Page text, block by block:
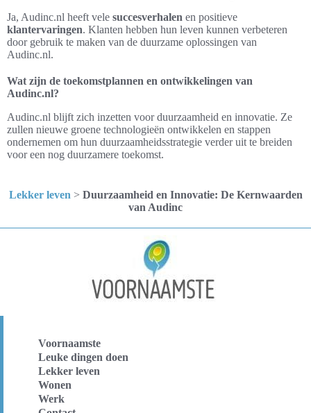
Ja, Audinc.nl heeft vele succesverhalen en positieve
klantervaringen. Klanten hebben hun leven kunnen verbeteren
door gebruik te maken van de duurzame oplossingen van
Audinc.nl.
Wat zijn de toekomstplannen en ontwikkelingen van
Audinc.nl?
Audinc.nl blijft zich inzetten voor duurzaamheid en innovatie. Ze
zullen nieuwe groene technologieën ontwikkelen en stappen
ondernemen om hun duurzaamheidsstrategie verder uit te breiden
voor een nog duurzamere toekomst.
Lekker leven > Duurzaamheid en Innovatie: De Kernwaarden
van Audinc
Voornaamste
Leuke dingen doen
Lekker leven
Wonen
Werk